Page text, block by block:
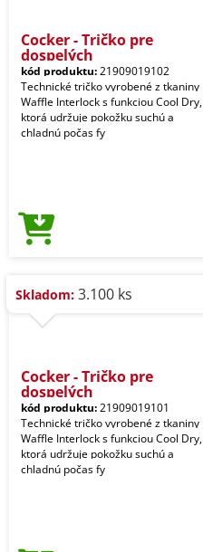
Cocker - Tričko pre
dospelých
kód produktu:21909019102
Technické tričko vyrobené z tkaniny
Waffle Interlock s funkciou Cool Dry,
ktorá udržuje pokožku suchú a
chladnú počas fy
Skladom: 3.100 ks
Cocker - Tričko pre
dospelých
kód produktu:21909019101
Technické tričko vyrobené z tkaniny
Waffle Interlock s funkciou Cool Dry,
ktorá udržuje pokožku suchú a
chladnú počas fy